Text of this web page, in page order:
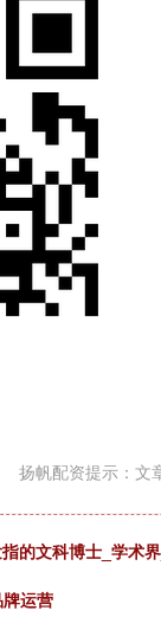
扬帆配资提示：文
的文科博士_学术
运营